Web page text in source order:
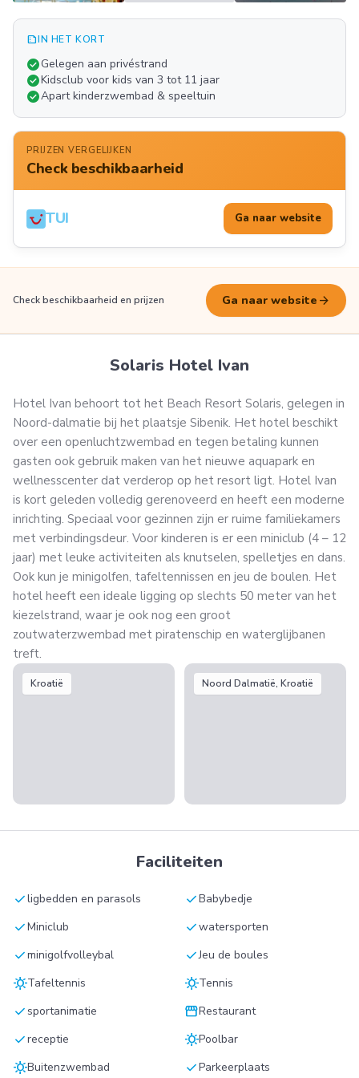
summarizeIN HET KORT
check_circleGelegen aan privéstrand
check_circleKidsclub voor kids van 3 tot 11 jaar
check_circleApart kinderzwembad & speeltuin
PRIJZEN VERGELIJKEN
Check beschikbaarheid
TUI Ga naar website
Check beschikbaarheid en prijzen Ga naar website arrow_forward
Solaris Hotel Ivan
Hotel Ivan behoort tot het Beach Resort Solaris, gelegen in
Noord-dalmatie bij het plaatsje Sibenik. Het hotel beschikt
over een openluchtzwembad en tegen betaling kunnen
gasten ook gebruik maken van het nieuwe aquapark en
wellnesscenter dat verderop op het resort ligt. Hotel Ivan
is kort geleden volledig gerenoveerd en heeft een moderne
inrichting. Speciaal voor gezinnen zijn er ruime familiekamers
met verbindingsdeur. Voor kinderen is er een miniclub (4 – 12
jaar) met leuke activiteiten als knutselen, spelletjes en dans.
Ook kun je minigolfen, tafeltennissen en jeu de boulen. Het
hotel heeft een ideale ligging op slechts 50 meter van het
kiezelstrand, waar je ook nog een groot
zoutwaterzwembad met piratenschip en waterglijbanen
treft.
Kroatië Noord Dalmatië, Kroatië
Faciliteiten
checkligbedden en parasols checkBabybedje
checkMiniclub checkwatersporten
checkminigolfvolleybal checkJeu de boules
sunnyTafeltennis sunnyTennis
check sportanimatie storefrontRestaurant
checkreceptie sunnyPoolbar
sunnyBuitenzwembad checkParkeerplaats